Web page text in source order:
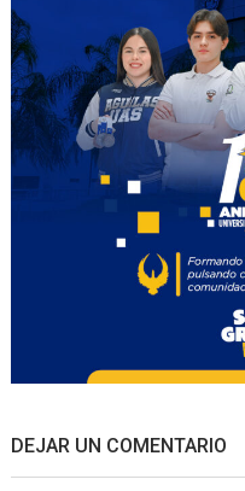
DEJAR UN COMENTARIO